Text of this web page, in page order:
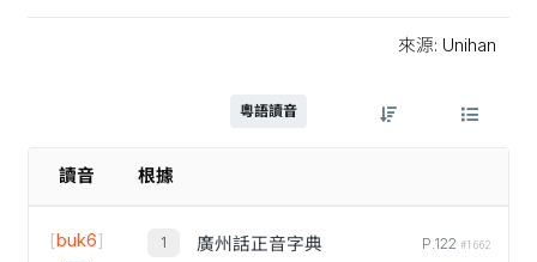
來源: Unihan
粵語讀音
讀音 根據
[buk6] 廣州話正音字典 P.122 #1662